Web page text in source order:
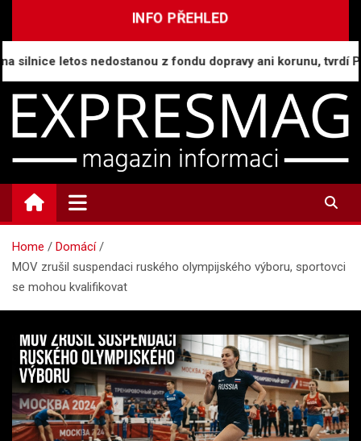
INFO PŘEHLED
letos nedostanou z fondu dopravy ani korunu, tvrdí Půta
ExpresMag.cz
Informační magazín
Home
Domácí
MOV zrušil suspendaci ruského olympijského výboru, sportovci
se mohou kvalifikovat